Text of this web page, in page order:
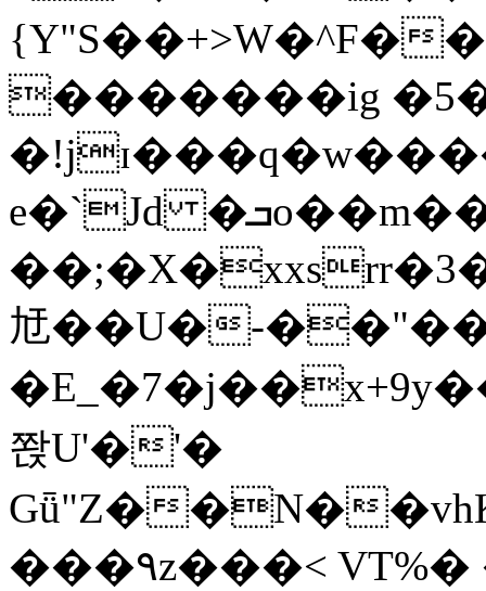
{Y"S��+>W�^F�
�������ig
e�`Jd �ܒo��m��1��d|
㝼��U�-
쫝U'�'�
Gǖ"Z��N�
���٩z���< VT%� �}z�XEu�<ं�Q!